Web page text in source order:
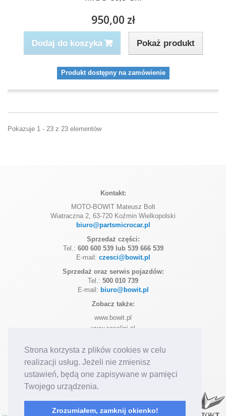
Strona korzysta z plików cookies w celu
realizacji usług. Jeżeli nie zmienisz
ustawień, będą one zapisywane w pamięci
Twojego urządzenia.
Zrozumiałem, zamknij okienko!
950,00 zł
Dodaj do koszyka Pokaż produkt
Produkt dostępny na zamówienie
Pokazuje 1 - 23 z 23 elementów
Kontakt:
MOTO-BOWIT Mateusz Bolt
Wiatraczna 2, 63-720 Koźmin Wielkopolski
biuro@partsmicrocar.pl
Sprzedaż części:
Tel.: 600 600 539 lub 539 666 539
E-mail: czesci@bowit.pl
Sprzedaż oraz serwis pojazdów:
Tel.: 500 010 739
E-mail: biuro@bowit.pl
Zobacz także:
www.bowit.pl
www.casalini.pl
www.microcar.pl
Dołącz do nas na:
Posiadamy autoryzację marek: